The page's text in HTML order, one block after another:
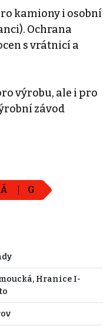
kamiony i osobní
Ochrana
s vrátnicí a
výrobu, ale i pro
závod
G
Hranice I-